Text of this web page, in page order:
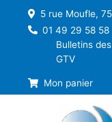
5 rue Moufle,
01 49 29 58 58
Bulletins des
GTV
Mon panier